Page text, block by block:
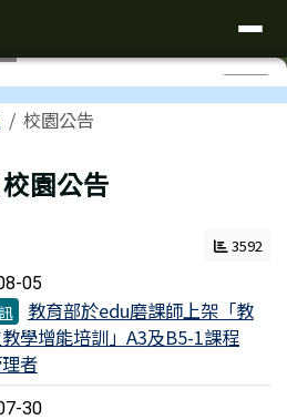
⏸
校園公告
校園公告
3592
05
教育部於edu磨課師上架「教
學增能培訓」A3及B5-1課程
者
30